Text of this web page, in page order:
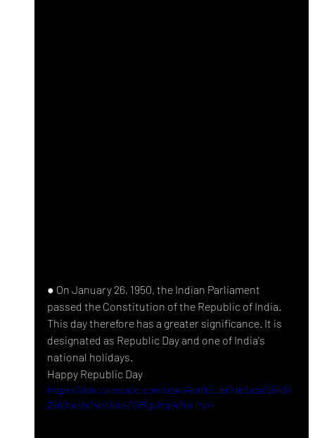
● On January 26, 1950, the Indian Parliament
passed the Constitution of the Republic of India.
This day therefore has a greater significance. It is
designated as Republic Day and one of India's
national holidays.
Happy Republic Day
https://video.wixstatic.com/video/4bffb5_8e7ab3ada725434
29d0bcafc14b10dc4/1080p/mp4/file.mp4